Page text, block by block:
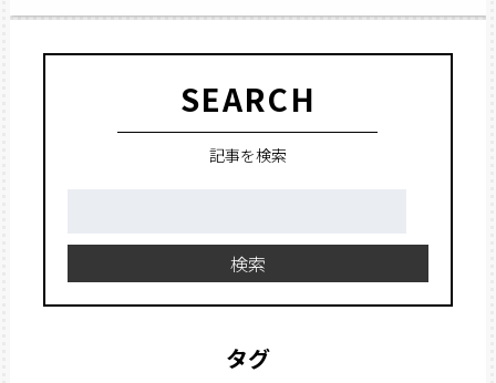
SEARCH
記事を検索
検索
タグ